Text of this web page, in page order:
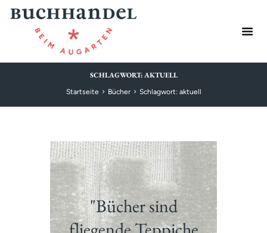
SCHLAGWORT: AKTUELL
Startseite Bücher Schlagwort: aktuell
"Bücher sind